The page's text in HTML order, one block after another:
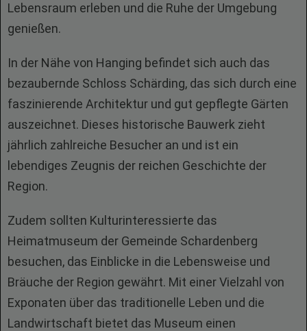
Lebensraum erleben und die Ruhe der Umgebung
genießen.
In der Nähe von Hanging befindet sich auch das
bezaubernde Schloss Schärding, das sich durch eine
faszinierende Architektur und gut gepflegte Gärten
auszeichnet. Dieses historische Bauwerk zieht
jährlich zahlreiche Besucher an und ist ein
lebendiges Zeugnis der reichen Geschichte der
Region.
Zudem sollten Kulturinteressierte das
Heimatmuseum der Gemeinde Schardenberg
besuchen, das Einblicke in die Lebensweise und
Bräuche der Region gewährt. Mit einer Vielzahl von
Exponaten über das traditionelle Leben und die
Landwirtschaft bietet das Museum einen